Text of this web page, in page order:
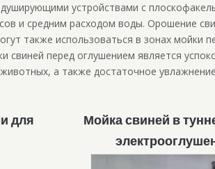
устройствами с
и средним расходом воды. Орошение
также использоваться в зонах мойки
свиней перед оглушением является
а также достаточное
для
Мойка свиней в